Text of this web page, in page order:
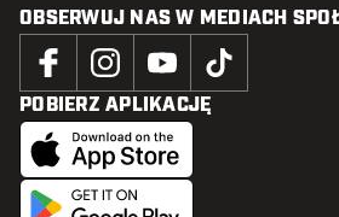
OBSERWUJ NAS W MEDIACH
POBIERZ APLIKACJĘ